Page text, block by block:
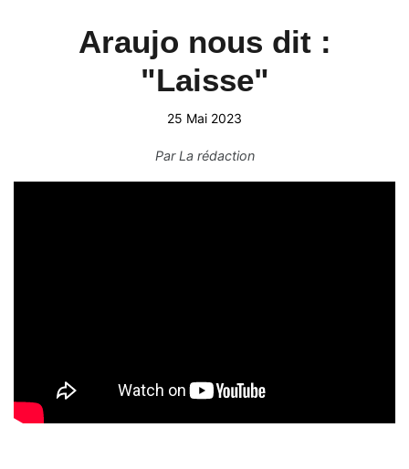
Araujo nous dit :
"Laisse"
25 Mai 2023
ParLa rédaction